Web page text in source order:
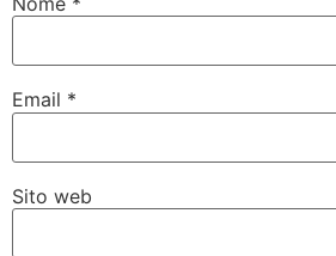
Email *
Sito web